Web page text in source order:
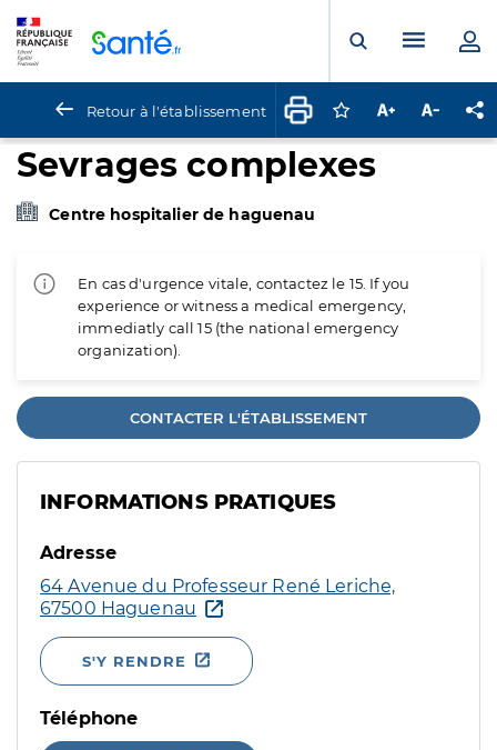
Ouvrir laMenu
Retour à l'établissement Connectez-vous
Augmenter la
Sevrages complexes
Centre hospitalier de haguenau
En cas d'urgence vitale, contactez le 15. If you
experience or witness a medical emergency,
immediatly call 15 (the national emergency
organization).
CONTACTER L'ÉTABLISSEMENT
INFORMATIONS PRATIQUES
Adresse
64 Avenue du Professeur René Leriche,
67500 Haguenau
S'Y RENDRE
Téléphone